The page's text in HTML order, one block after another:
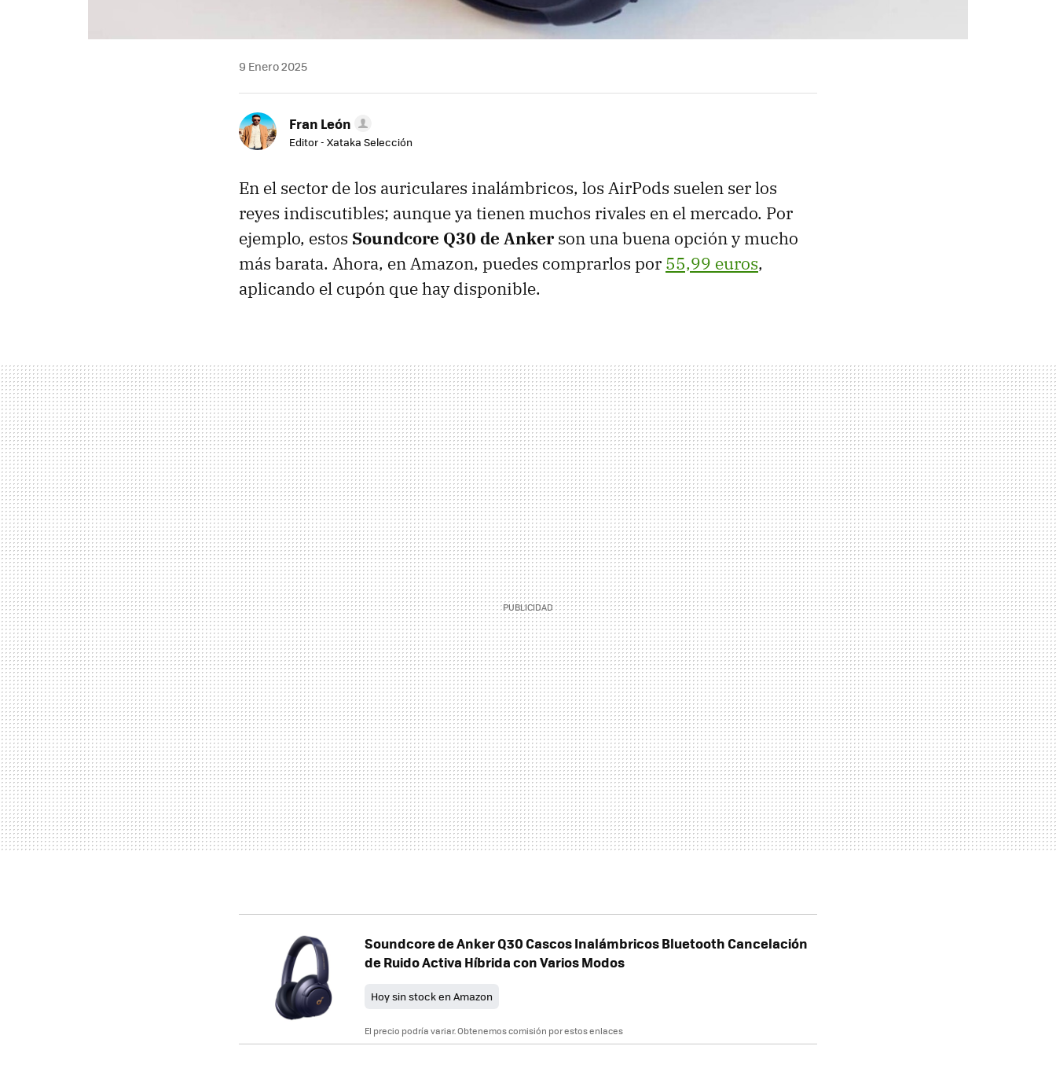
9 Enero 2025
Fran León
Editor - Xataka Selección
En el sector de los auriculares inalámbricos, los AirPods suelen ser los
reyes indiscutibles; aunque ya tienen muchos rivales en el mercado. Por
ejemplo, estos Soundcore Q30 de Anker son una buena opción y mucho
más barata. Ahora, en Amazon, puedes comprarlos por 55,99 euros,
aplicando el cupón que hay disponible.
Soundcore de Anker Q30 Cascos Inalámbricos Bluetooth Cancelación
de Ruido Activa Híbrida con Varios Modos
Hoy sin stock en Amazon
El precio podría variar. Obtenemos comisión por estos enlaces